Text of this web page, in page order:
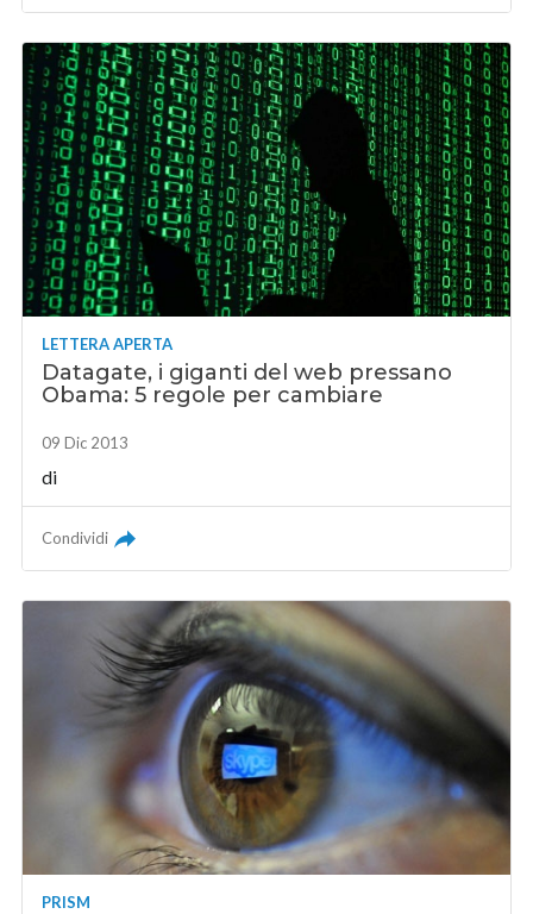
LETTERA APERTA
Datagate, i giganti del web pressano
Obama: 5 regole per cambiare
09 Dic 2013
di
Condividi
PRISM